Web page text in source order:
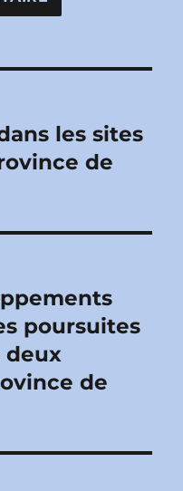
les sites
de
poursuites
deux
de